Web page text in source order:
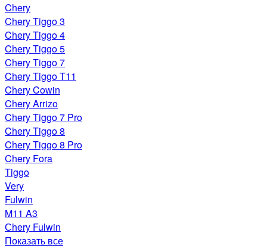
Chery
Chery Tiggo 3
Chery Tiggo 4
Chery Tiggo 5
Chery Tiggo 7
Chery Tiggo T11
Chery Cowin
Chery Arrizo
Chery Tiggo 7 Pro
Chery Tiggo 8
Chery Tiggo 8 Pro
Chery Fora
Tiggo
Very
Fulwin
M11 A3
Сhery Fulwin
Показать все